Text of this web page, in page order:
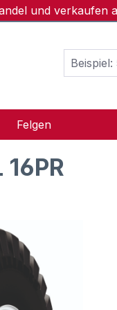
und verkaufen
Felgen